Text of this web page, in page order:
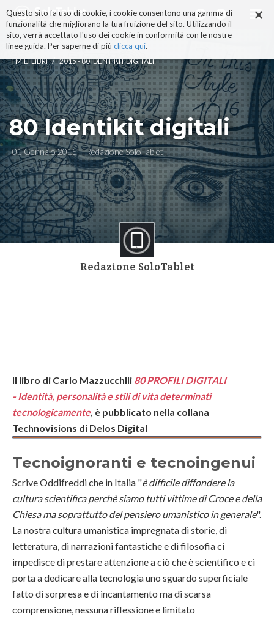
×
Questo sito fa uso di cookie, i cookie consentono una gamma di
funzionalità che migliorano la tua fruizione del sito. Utilizzando il
sito, verrà accettato l'uso dei cookie in conformità con le nostre
linee guida. Per saperne di più clicca qui.
ai
contenuti.
|
alla
navigazione
I MIEI LIBRI / 2015 - 80 IDENTIKIT DIGITALI
80 Identikit digitali
01 Gennaio 2015 Redazione SoloTablet
Redazione SoloTablet
Il libro di Carlo Mazzucchlli 80 PROFILI DIGITALI
- Identità, personalità e stili di vita determinati
tecnologicamente, è pubblicato nella collana
Technovisions di Delos Digital
Tecnoignoranti e tecnoingenui
Scrive Oddifreddi che in Italia "è difficile diffondere la
cultura scientifica perchè siamo tutti vittime di Croce e della
Chiesa ma soprattutto del pensiero umanistico in generale".
La nostra cultura umanistica impregnata di storie, di
letteratura, di narrazioni fantastiche e di filosofia ci
impedisce di prestare attenzione a ciò che è scientifico e ci
porta a dedicare alla tecnologia uno sguardo superficiale
fatto di sorpresa e di incantamento ma di scarsa
comprensione, nessuna riflessione e limitato